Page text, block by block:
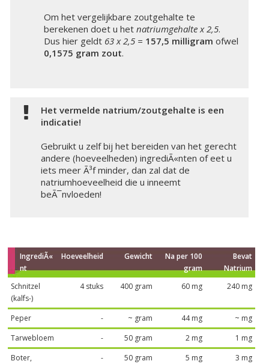
Om het vergelijkbare zoutgehalte te
berekenen doet u hetnatriumgehalte x 2,5.
Dus hier geldt 63 x 2,5 = 157,5 milligram ofwel
0,1575 gram zout.
Het vermelde natrium/zoutgehalte is een
indicatie!
Gebruikt u zelf bij het bereiden van het gerecht
andere (hoeveelheden) ingrediÃ«nten of eet u
iets meer Ã³f minder, dan zal dat de
natriumhoeveelheid die u inneemt
beÃ¯nvloeden!
IngrediÃ«
nt
Hoeveelheid Gewicht
Na per 100
gram
Bevat
Natrium
Schnitzel
(kalfs-)
4 stuks 400 gram 60 mg 240 mg
Peper - ~ gram 44 mg
~ mg
Tarwebloem
- 50 gram 2 mg
1 mg
Boter,
- 50 gram 5 mg 3 mg